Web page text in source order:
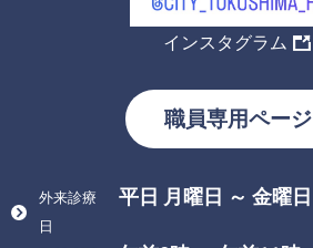
インスタグラム
職員専用ページ
外来診療
日
平日 月曜日 ～ 金曜日